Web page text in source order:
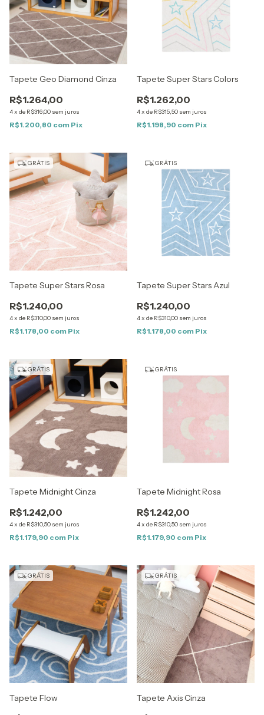
Tapete Geo Diamond Cinza
R$1.264,00
4x de R$316,00 sem juros
R$1.200,80 com Pix
Tapete Super Stars Colors
R$1.262,00
4x de R$315,50 sem juros
R$1.198,90 com Pix
GRÁTIS
Tapete Super Stars Rosa
R$1.240,00
4x de R$310,00 sem juros
R$1.178,00 com Pix
GRÁTIS
Tapete Super Stars Azul
R$1.240,00
4x de R$310,00 sem juros
R$1.178,00 com Pix
GRÁTIS
Tapete Midnight Cinza
R$1.242,00
4x de R$310,50 sem juros
R$1.179,90 com Pix
GRÁTIS
Tapete Midnight Rosa
R$1.242,00
4x de R$310,50 sem juros
R$1.179,90 com Pix
GRÁTIS
Tapete Flow
GRÁTIS
Tapete Axis Cinza